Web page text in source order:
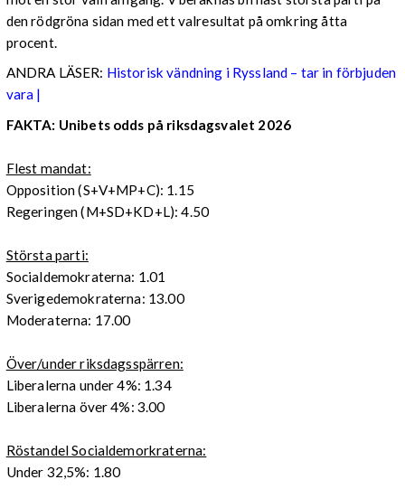
den rödgröna sidan med ett valresultat på omkring åtta
procent.
ANDRA LÄSER: Historisk vändning i Ryssland – tar in förbjuden
vara |
FAKTA: Unibets odds på riksdagsvalet 2026
Flest mandat:
Opposition (S+V+MP+C): 1.15
Regeringen (M+SD+KD+L): 4.50
Största parti:
Socialdemokraterna: 1.01
Sverigedemokraterna: 13.00
Moderaterna: 17.00
Över/under riksdagsspärren:
Liberalerna under 4%: 1.34
Liberalerna över 4%: 3.00
Röstandel Socialdemorkraterna:
Under 32,5%: 1.80